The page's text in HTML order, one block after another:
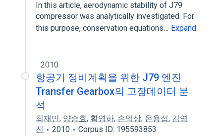
In this article, aerodynamic stability of J79
compressor was analytically investigated. For
this purpose, conservation equations… Expand
2010
항공기 정비계획을 위한 J79 엔진
Transfer Gearbox의 고장데이터 분
석
최재만, 양승효, 황영하, 손익상, 온용섭, 김영
진
2010
Corpus ID: 195593853